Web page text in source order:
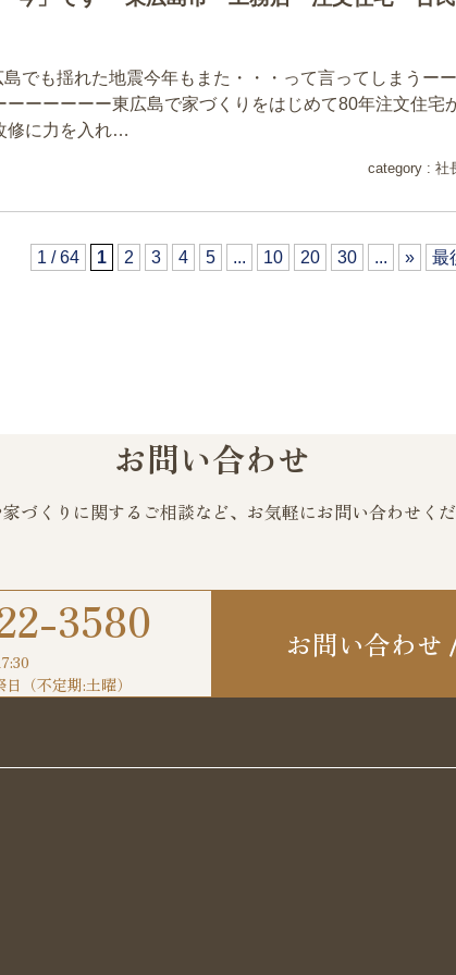
でも揺れた地震今年もまた・・・って言ってしまうー
ーーーーーー東広島で家づくりをはじめて80年注文住宅
修に力を入れ…
category : 社
1 / 64 1 2 3 4 5 ... 10 20 30 ... » 最
お問い合わせ
づくりに関するご相談など、 お気軽にお問い合わせくだ
3580
（不定期:土曜）
お問い合わせ